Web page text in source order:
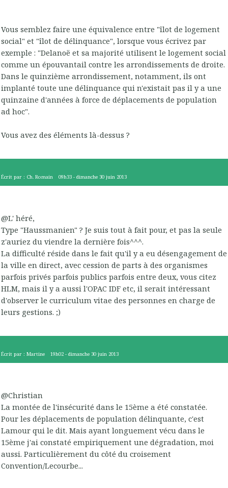
Vous semblez faire une équivalence entre "îlot de logement
social" et "îlot de délinquance", lorsque vous écrivez par
exemple : "Delanoë et sa majorité utilisent le logement social
comme un épouvantail contre les arrondissements de droite.
Dans le quinzième arrondissement, notamment, ils ont
implanté toute une délinquance qui n'existait pas il y a une
quinzaine d'années à force de déplacements de population
ad hoc".
Vous avez des éléments là-dessus ?
Écrit par : Ch. Romain 09h33 -dimanche 30 juin 2013
@L' héré,
Type "Haussmanien" ? Je suis tout à fait pour, et pas la seule
z'auriez du viendre la dernière fois^^^.
La difficulté réside dans le fait qu'il y a eu désengagement de
la ville en direct, avec cession de parts à des organismes
parfois privés parfois publics parfois entre deux, vous citez
HLM, mais il y a aussi l'OPAC IDF etc, il serait intéressant
d'observer le curriculum vitae des personnes en charge de
leurs gestions. ;)
Écrit par : Martine 19h02 -dimanche 30 juin 2013
@Christian
La montée de l'insécurité dans le 15ème a été constatée.
Pour les déplacements de population délinquante, c'est
Lamour qui le dit. Mais ayant longuement vécu dans le
15ème j'ai constaté empiriquement une dégradation, moi
aussi. Particulièrement du côté du croisement
Convention/Lecourbe...